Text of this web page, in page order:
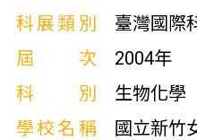
科展類別
臺灣國際
屆次
2004年
科別
生物化學
學校名稱
國立新竹